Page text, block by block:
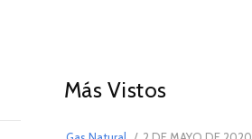
Más Vistos